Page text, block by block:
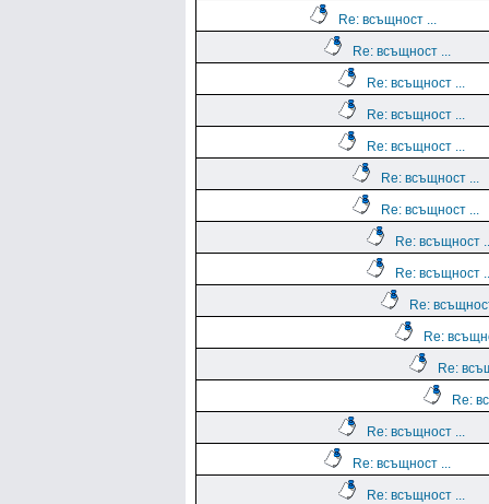
Re: всъщност ...
Re: всъщност ...
Re: всъщност ...
Re: всъщност ...
Re: всъщност ...
Re: всъщност ...
Re: всъщност ...
Re: всъщност
Re: всъщност
Re:
Re:
Re:
Re:
Re: всъщност ...
Re: всъщност ...
Re: всъщност ...